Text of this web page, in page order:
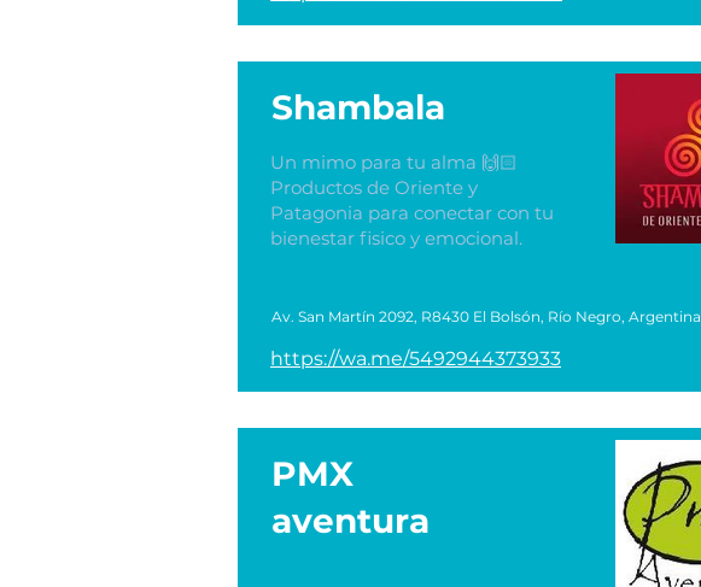
Shambala
Un mimo para tu alma 🙌🏻
Productos de Oriente y
Patagonia para conectar con tu
bienestar fisico y emocional.
Av. San Martín 2092, R8430 El Bolsón, Río Negro, Argentina
https://wa.me/5492944373933
PMX
aventura